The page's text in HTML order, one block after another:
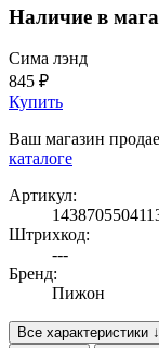
Наличие в
Сима лэнд
845 ₽
Купить
Ваш магазин
каталоге
Артикул:
Штрихкод:
---
Бренд:
Пижон
Все характеристики ↓